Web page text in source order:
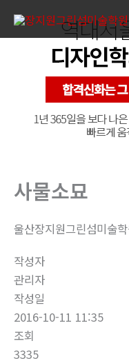
사물소묘
울산장지원그린섬미술
작성자
관리자
작성일
2016-10-11 11:35
조회
3335